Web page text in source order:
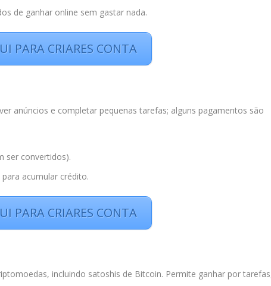
de ganhar online sem gastar nada.
PARA CRIARES CONTA
anúncios e completar pequenas tarefas; alguns pagamentos são
ser convertidos).
acumular crédito.
PARA CRIARES CONTA
incluindo satoshis de Bitcoin. Permite ganhar por